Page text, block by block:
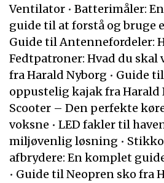
Ventilator • Batterimåler:
guide til at forstå og bruge
Guide til Antennefordeler:
Fedtpatroner: Hvad du skal
fra Harald Nyborg • Guide
oppustelig kajak fra Harald
Scooter – Den perfekte
voksne • LED fakler til
miljøvenlig løsning •
afbrydere: En komplet
• Guide til Neopren sko fra